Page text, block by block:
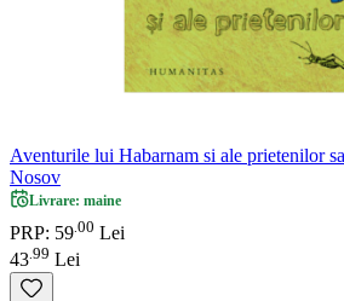
Aventurile lui Habarnam si ale prietenilor
Nosov
Livrare: maine
PRP: 59 00 Lei
43 99 Lei